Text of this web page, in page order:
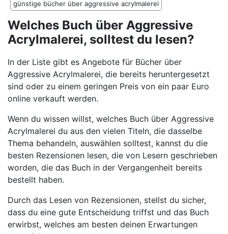
günstige bücher über aggressive acrylmalerei
Welches Buch über Aggressive
Acrylmalerei, solltest du lesen?
In der Liste gibt es Angebote für Bücher über
Aggressive Acrylmalerei, die bereits heruntergesetzt
sind oder zu einem geringen Preis von ein paar Euro
online verkauft werden.
Wenn du wissen willst, welches Buch über Aggressive
Acrylmalerei du aus den vielen Titeln, die dasselbe
Thema behandeln, auswählen solltest, kannst du die
besten Rezensionen lesen, die von Lesern geschrieben
worden, die das Buch in der Vergangenheit bereits
bestellt haben.
Durch das Lesen von Rezensionen, stellst du sicher,
dass du eine gute Entscheidung triffst und das Buch
erwirbst, welches am besten deinen Erwartungen